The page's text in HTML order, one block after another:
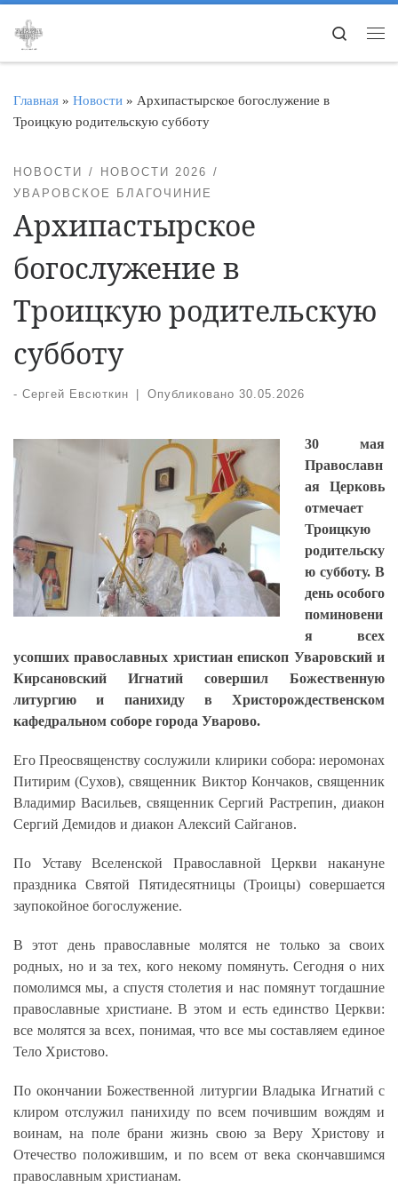
Перейти к содержимому
Search
Главная » Новости » Архипастырское богослужение в
Троицкую родительскую субботу
НОВОСТИ
НОВОСТИ 2026
УВАРОВСКОЕ БЛАГОЧИНИЕ
Архипастырское
богослужение в
Троицкую родительскую
субботу
- Сергей Евсюткин Опубликовано 30.05.2026
30 мая
Православн
ая Церковь
отмечает
Троицкую
родительску
ю субботу. В
день особого
поминовени
я всех
усопших православных христиан епископ Уваровский и
Кирсановский Игнатий совершил Божественную
литургию и панихиду в Христорождественском
кафедральном соборе города Уварово.
Его Преосвященству сослужили клирики собора: иеромонах
Питирим (Сухов), священник Виктор Кончаков, священник
Владимир Васильев, священник Сергий Растрепин, диакон
Сергий Демидов и диакон Алексий Сайганов.
По Уставу Вселенской Православной Церкви накануне
праздника Святой Пятидесятницы (Троицы) совершается
заупокойное богослужение.
В этот день православные молятся не только за своих
родных, но и за тех, кого некому помянуть. Сегодня о них
помолимся мы, а спустя столетия и нас помянут тогдашние
православные христиане. В этом и есть единство Церкви:
все молятся за всех, понимая, что все мы составляем единое
Тело Христово.
По окончании Божественной литургии Владыка Игнатий с
клиром отслужил панихиду по всем почившим вождям и
воинам, на поле брани жизнь свою за Веру Христову и
Отечество положившим, и по всем от века скончавшимся
православным христианам.